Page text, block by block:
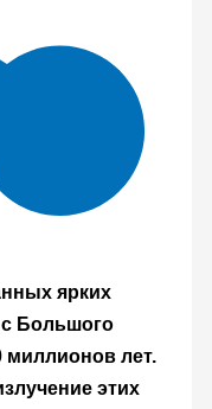
ярких
с Большого
лет.
этих